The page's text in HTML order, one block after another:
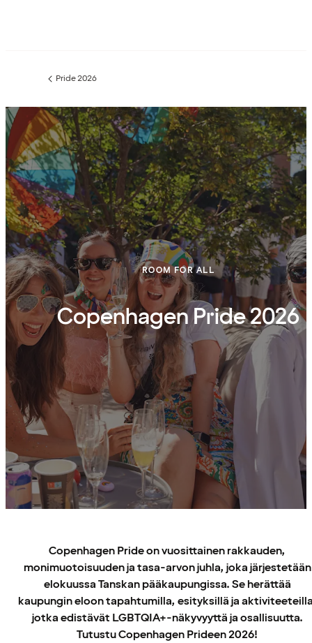
Edellinen
Pride 2026
ROOM FOR ALL
Copenhagen Pride 2026
Copenhagen Pride on vuosittainen rakkauden,
monimuotoisuuden ja tasa-arvon juhla, joka järjestetään
elokuussa Tanskan pääkaupungissa. Se herättää
kaupungin eloon tapahtumilla, esityksillä ja
jotka edistävät LGBTQIA+-näkyvyyttä ja osallisuutta.
Tutustu Copenhagen Prideen 2026!